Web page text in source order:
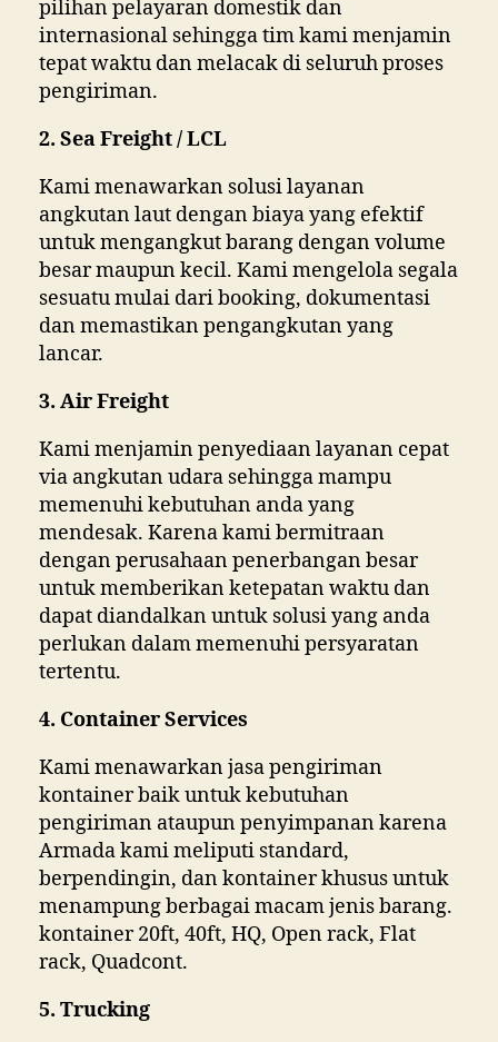
pilihan pelayaran domestik dan
internasional sehingga tim kami menjamin
tepat waktu dan melacak di seluruh proses
pengiriman.
2. Sea Freight/ LCL
Kami menawarkan solusi layanan
angkutan laut dengan biaya yang efektif
untuk mengangkut barang dengan volume
besar maupun kecil. Kami mengelola segala
sesuatu mulai dari booking, dokumentasi
dan memastikan pengangkutan yang
lancar.
3. Air Freight
Kami menjamin penyediaan layanan cepat
via angkutan udara sehingga mampu
memenuhi kebutuhan anda yang
mendesak. Karena kami bermitraan
dengan perusahaan penerbangan besar
untuk memberikan ketepatan waktu dan
dapat diandalkan untuk solusi yang anda
perlukan dalam memenuhi persyaratan
tertentu.
4. Container Services
Kami menawarkan jasa pengiriman
kontainer baik untuk kebutuhan
pengiriman ataupun penyimpanan karena
Armada kami meliputi standard,
berpendingin, dan kontainer khusus untuk
menampung berbagai macam jenis barang.
kontainer 20ft, 40ft, HQ, Open rack, Flat
rack, Quadcont.
5. Trucking